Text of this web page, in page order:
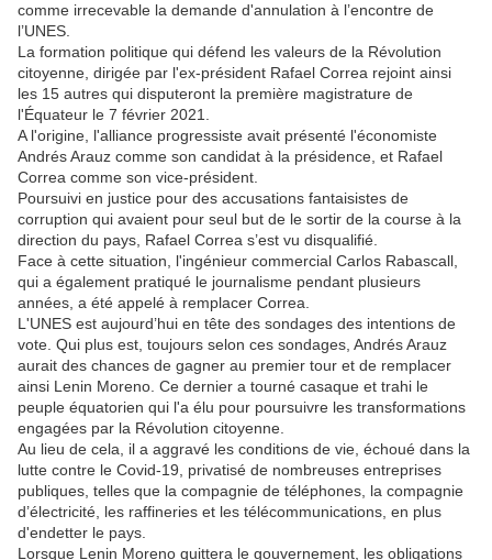
comme irrecevable la demande d'annulation à l’encontre de
l’UNES.
La formation politique qui défend les valeurs de la Révolution
citoyenne, dirigée par l'ex-président Rafael Correa rejoint ainsi
les 15 autres qui disputeront la première magistrature de
l'Équateur le 7 février 2021.
A l'origine, l'alliance progressiste avait présenté l'économiste
Andrés Arauz comme son candidat à la présidence, et Rafael
Correa comme son vice-président.
Poursuivi en justice pour des accusations fantaisistes de
corruption qui avaient pour seul but de le sortir de la course à la
direction du pays, Rafael Correa s’est vu disqualifié.
Face à cette situation, l'ingénieur commercial Carlos Rabascall,
qui a également pratiqué le journalisme pendant plusieurs
années, a été appelé à remplacer Correa.
L'UNES est aujourd’hui en tête des sondages des intentions de
vote. Qui plus est, toujours selon ces sondages, Andrés Arauz
aurait des chances de gagner au premier tour et de remplacer
ainsi Lenin Moreno. Ce dernier a tourné casaque et trahi le
peuple équatorien qui l'a élu pour poursuivre les transformations
engagées par la Révolution citoyenne.
Au lieu de cela, il a aggravé les conditions de vie, échoué dans la
lutte contre le Covid-19, privatisé de nombreuses entreprises
publiques, telles que la compagnie de téléphones, la compagnie
d’électricité, les raffineries et les télécommunications, en plus
d'endetter le pays.
Lorsque Lenin Moreno quittera le gouvernement, les obligations